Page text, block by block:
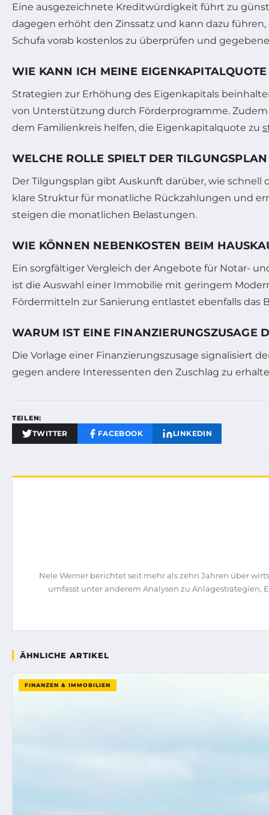
Eine ausgezeichnete Kreditwürdigkeit führt zu
dagegen erhöht den Zinssatz und kann dazu
Schufa vorab kostenlos zu überprüfen und
WIE KANN ICH MEINE
Strategien zur Erhöhung des Eigenkapitals
von Unterstützung durch Förderprogramme.
dem Familienkreis helfen, die Eigenkapitalquote zu
WELCHE ROLLE SPIELT DER
Der Tilgungsplan gibt Auskunft darüber, wie schnell
klare Struktur für monatliche Rückzahlungen und
steigen die monatlichen Belastungen.
WIE KÖNNEN NEBENKOSTEN BEIM
Ein sorgfältiger Vergleich der Angebote für Notar-
ist die Auswahl einer Immobilie mit geringem
Fördermitteln zur Sanierung entlastet ebenfalls das
WARUM IST EINE FINANZIERUNGSZUSAGE
Die Vorlage einer Finanzierungszusage signalisiert
gegen andere Interessenten den Zuschlag zu
TEILEN:
TWITTER FACEBOOK LINKEDIN
Nele Werner berichtet seit mehr als zehn Jahren über
umfasst unter anderem Analysen zu
ÄHNLICHE ARTIKEL
FINANZEN & IMMOBILIEN